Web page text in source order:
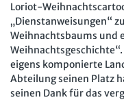
Loriot-
„Dienstanweisungen“
Weihnachtsbaums und
eigens komponierte
Abteilung seinen Platz
seinen Dank für das